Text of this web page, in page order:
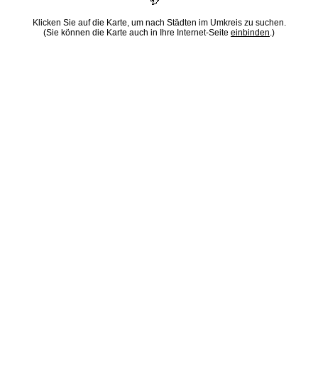
Klicken Sie auf die Karte, um nach Städten im Umkreis zu suchen.
(Sie können die Karte auch in Ihre Internet-Seite einbinden.)